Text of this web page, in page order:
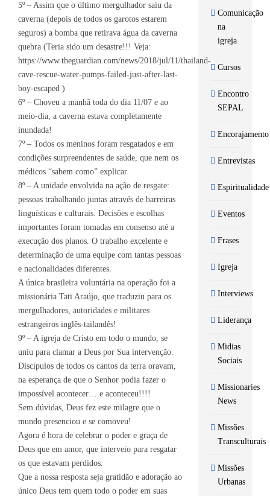
5º – Assim que o último mergulhador saiu da
caverna (depois de todos os garotos estarem
seguros) a bomba que retirava água da caverna
quebra (Teria sido um desastre!!! Veja:
https://www.theguardian.com/news/2018/jul/11/thailand-
cave-rescue-water-pumps-failed-just-after-last-
boy-escaped )
6º – Choveu a manhã toda do dia 11/07 e ao
meio-dia, a caverna estava completamente
inundada!
7º – Todos os meninos foram resgatados e em
condições surpreendentes de saúde, que nem os
médicos “sabem como” explicar
8º – A unidade envolvida na ação de resgate:
pessoas trabalhando juntas através de barreiras
linguísticas e culturais. Decisões e escolhas
importantes foram tomadas em consenso até a
execução dos planos. O trabalho excelente e
determinação de uma equipe com tantas pessoas
e nacionalidades diferentes.
A única brasileira voluntária na operação foi a
missionária Tati Araújo, que traduziu para os
mergulhadores, autoridades e militares
estrangeiros inglês-tailandês!
9º – A igreja de Cristo em todo o mundo, se
uniu para clamar a Deus por Sua intervenção.
Discípulos de todos os cantos da terra oravam,
na esperança de que o Senhor podia fazer o
impossível acontecer… e aconteceu!!!!
Sem dúvidas, Deus fez este milagre que o
mundo presenciou e se comoveu!
Agora é hora de celebrar o poder e graça de
Deus que em amor, que interveio para resgatar
os que estavam perdidos.
Que a nossa resposta seja gratidão e adoração ao
único Deus tem quem todo o poder em suas
Comunicação
na
igreja
Cursos
Encontro
SEPAL
Encorajamento
Entrevistas
Espiritualidade
Eventos
Frases
Igreja
Interviews
Liderança
Midias
Sociais
Missionaries
News
Missões
Transculturais
Missões
Urbanas